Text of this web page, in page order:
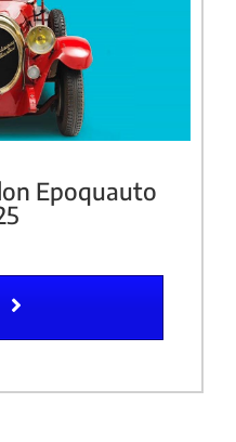
Epoquauto